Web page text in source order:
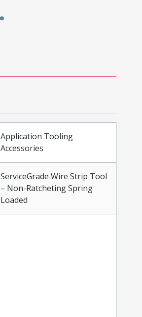
Application Tooling
Accessories
ServiceGrade Wire Strip Tool
– Non-Ratcheting Spring
Loaded